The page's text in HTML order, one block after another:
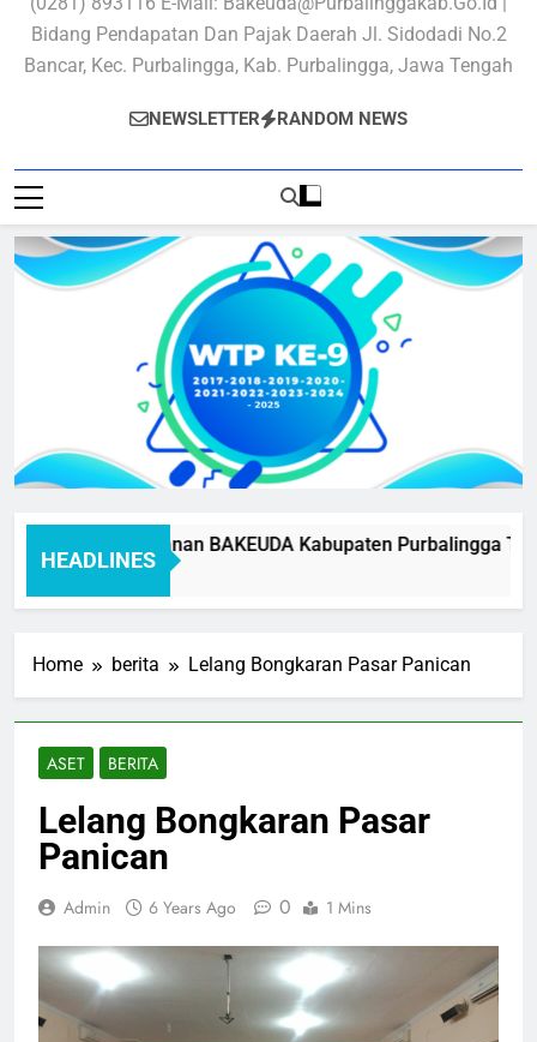
Bidang Pendapatan Dan Pajak Daerah Jl. Sidodadi No.2
Bancar, Kec. Purbalingga, Kab. Purbalingga, Jawa Tengah
NEWSLETTER RANDOM NEWS
HEADLINES
Standar Pelayanan BAKEUDA Kabupaten Purbalingga
1 Month Ago
Home berita Lelang Bongkaran Pasar Panican
ASET BERITA
Lelang Bongkaran Pasar
Panican
Admin 6 Years Ago 0 1 Mins